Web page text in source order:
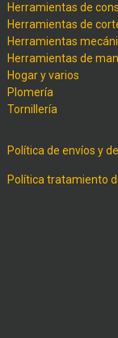
Herramientas de
Herramientas de
Herramientas
Herramientas de
Hogar y varios
Plomería
Tornillería
Política de envíos y
Política tratamiento